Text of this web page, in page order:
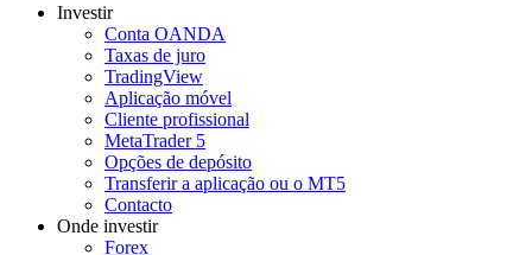
Investir
Conta OANDA
Taxas de juro
TradingView
Aplicação móvel
Cliente profissional
MetaTrader 5
Opções de depósito
Transferir a aplicação ou o MT5
Contacto
Onde investir
Forex